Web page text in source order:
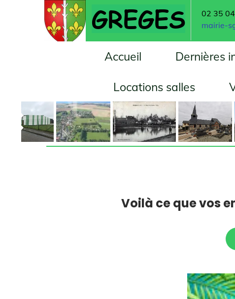
GREGES
02 35 04 06
mairie-
Accueil Dernières infos
Locations salles Vie
Voilà ce que vos